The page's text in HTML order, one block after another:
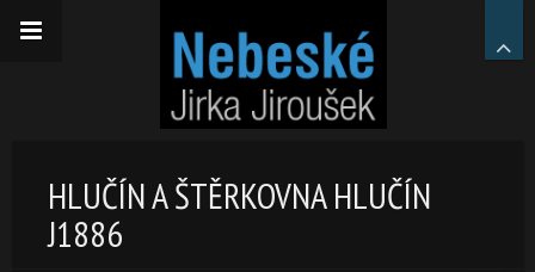
HLUČÍN A ŠTĚRKOVNA HLUČÍN
J1886